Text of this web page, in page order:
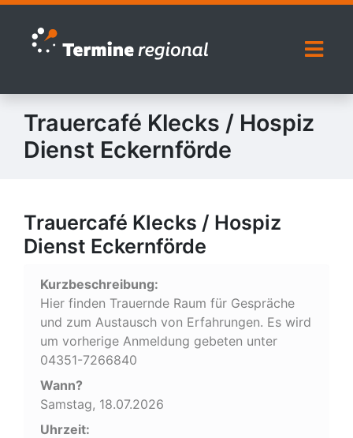
Zur Navigation springen
Zum Inhalt springen
Trauercafé Klecks / Hospiz
Dienst Eckernförde
Trauercafé Klecks / Hospiz
Dienst Eckernförde
Kurzbeschreibung:
Hier finden Trauernde Raum für Gespräche
und zum Austausch von Erfahrungen. Es wird
um vorherige Anmeldung gebeten unter
04351-7266840
Wann?
Samstag, 18.07.2026
Uhrzeit: